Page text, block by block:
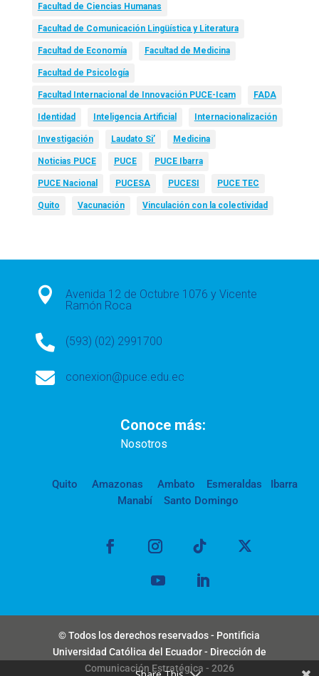
Facultad de Ciencias Humanas
Facultad de Comunicación Lingüística y Literatura
Facultad de Economía Facultad de Medicina
Facultad de Psicología
Facultad Internacional de Innovación PUCE-Icam FADA
Identidad Inteligencia Artificial Internacionalización
Investigación Laudato Si’ Medicina
Noticias PUCE PUCE PUCE Ibarra
PUCE Nacional PUCESA PUCESI PUCE TEC
Quito Vacunación Vinculación con la colectividad

Avenida 12 de Octubre 1076 y Vicente
Ramón Roca
 (593) (02) 2991700
 conexion@puce.edu.ec
Conoce más:
Nosotros
Quito Amazonas Ambato Esmeraldas
Ibarra
Manabí
Santo Domingo
© Todos los derechos reservados - Pontificia
Universidad Católica del Ecuador - Dirección de
Comunicación Estratégica - 2026